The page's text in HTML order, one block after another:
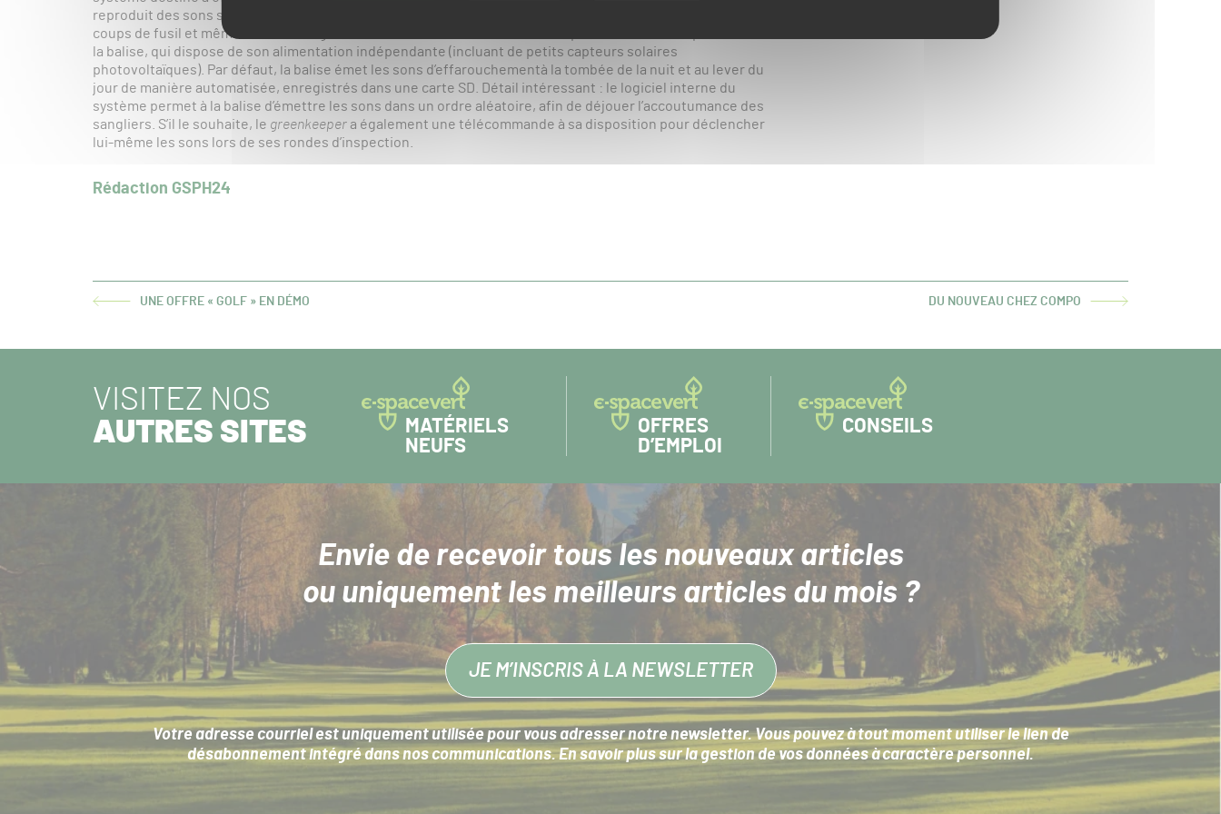
reproduit des sons susceptibles d’effaroucher les sangliers : bruits de battues, aboiement de chiens,
coups de fusil et même sons de sangliers en détresse ! Les sons sont émis par les deux hauts-parleurs de
la balise, qui dispose de son alimentation indépendante (incluant de petits capteurs solaires
photovoltaïques). Par défaut, la balise émet les sons d’effarouchementà la tombée de la nuit et au lever du
jour de manière automatisée, enregistrés dans une carte SD. Détail intéressant : le logiciel interne du
système permet à la balise d’émettre les sons dans un ordre aléatoire, afin de déjouer l’accoutumance des
sangliers. S’il le souhaite, le greenkeeper a également une télécommande à sa disposition pour déclencher
lui-même les sons lors de ses rondes d’inspection.
Rédaction GSPH24
ARTICLEUNE OFFRE « GOLF » EN DÉMO
ARTICLE
DU NOUVEAU CHEZ COMPO
VISITEZ NOS
AUTRES SITES
MATÉRIELS
NEUFS
OFFRES
D’EMPLOI
CONSEILS
Envie de recevoir tous les nouveaux articles
ou uniquement les meilleurs articles du mois ?
JE M’INSCRIS À LA NEWSLETTER
Votre adresse courriel est uniquement utilisée pour vous adresser notre newsletter. Vous pouvez à tout moment utiliser le lien de
désabonnement intégré dans nos communications. En savoir plus sur lagestion de vos données à caractère personnel.